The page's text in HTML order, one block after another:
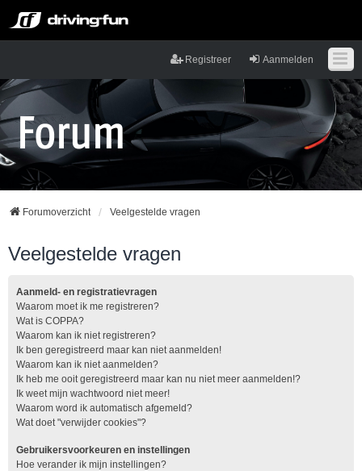
Aanmelden
Registreer
Forumoverzicht Veelgestelde vragen
Veelgestelde vragen
Aanmeld- en registratievragen
Waarom moet ik me registreren?
Wat is COPPA?
Waarom kan ik niet registreren?
Ik ben geregistreerd maar kan niet aanmelden!
Waarom kan ik niet aanmelden?
Ik heb me ooit geregistreerd maar kan nu niet meer aanmelden!?
Ik weet mijn wachtwoord niet meer!
Waarom word ik automatisch afgemeld?
Wat doet "verwijder cookies"?
Gebruikersvoorkeuren en instellingen
Hoe verander ik mijn instellingen?